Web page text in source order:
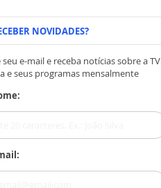
NOVIDADES?
e-mail e receba notícias sobre a TV
e seus programas mensalmente